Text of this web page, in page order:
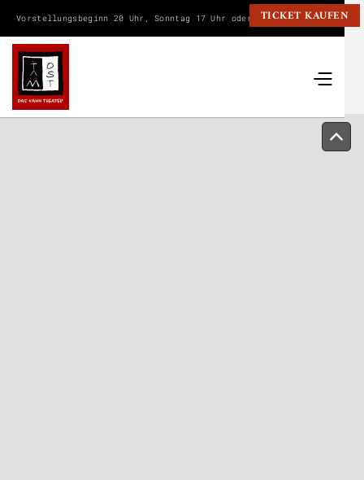
Vorstellungsbeginn 20 Uhr, Sonntag 17 Uhr oder wie angegeben.
TICKET KAUFEN